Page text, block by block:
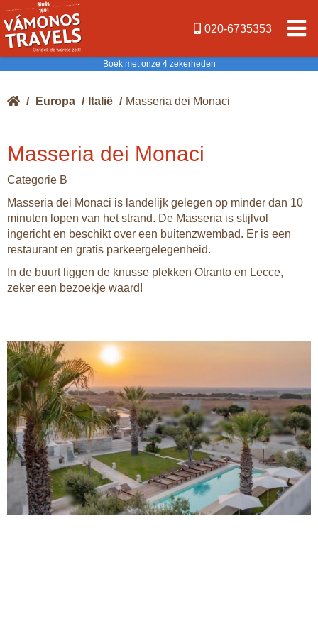
020-6735353
Boek met onze 4 zekerheden
/ Europa / Italië / Masseria dei Monaci
Masseria dei Monaci
Categorie B
Masseria dei Monaci is landelijk gelegen op minder dan 10
minuten lopen van het strand. De Masseria is stijlvol
ingericht en beschikt over een buitenzwembad. Er is een
restaurant en gratis parkeergelegenheid.
In de buurt liggen de knusse plekken Otranto en Lecce,
zeker een bezoekje waard!